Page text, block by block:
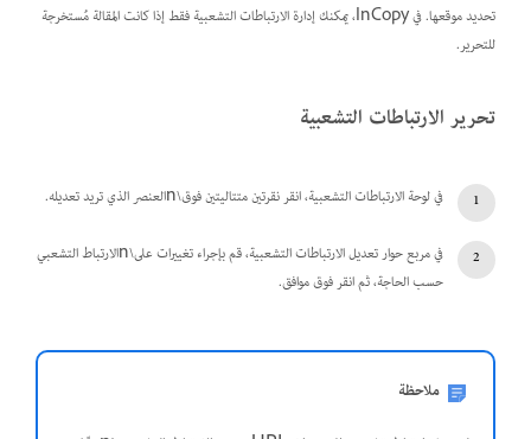
تحديد موقعها. في InCopy، يمكنك إدارة الارتباطات التشعبية فقط إذا كانت المقالة مُستخرجة
للتحرير.
تحرير الارتباطات التشعبية
في لوحة الارتباطات التشعبية، انقر نقرتين متتاليتين فوق\nالعنصر الذي تريد تعديله.
في مربع حوار تعديل الارتباطات التشعبية، قم بإجراء تغييرات على\nالارتباط التشعبي
حسب الحاجة، ثم انقر فوق موافق.
ملاحظة